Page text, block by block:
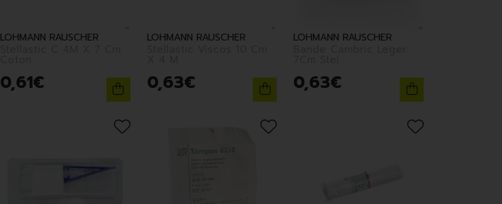
LOHMANN RAUSCHER
0,61€
LOHMANN RAUSCHER
0,63€
LOHMANN RAUSCHER
0,63€